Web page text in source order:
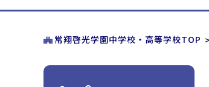
常翔啓光学園中学校・高等学校TOP